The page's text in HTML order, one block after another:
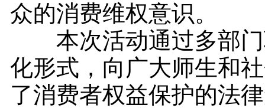
众的消费维权意识。
本次活动通过多部门
化形式，向广大师生和
了消费者权益保护的法